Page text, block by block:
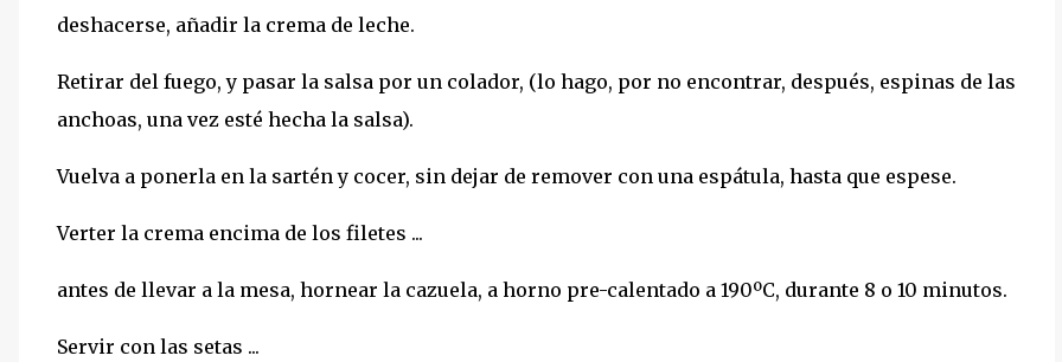
deshacerse, añadir la crema de leche.
Retirar del fuego, y pasar la salsa por un colador, (lo hago, por no encontrar, después, espinas de las
anchoas, una vez esté hecha la salsa).
Vuelva a ponerla en la sartén y cocer, sin dejar de remover con una espátula, hasta que espese.
Verter la crema encima de los filetes ...
antes de llevar a la mesa, hornear la cazuela, a horno pre-calentado a 190ºC, durante 8 o 10 minutos.
Servir con las setas ...